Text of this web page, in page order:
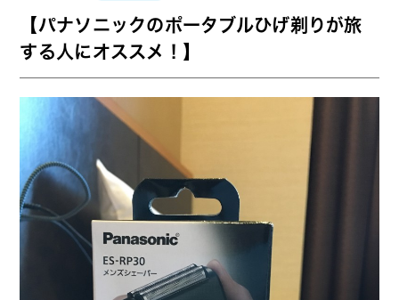
【パナソニックのポータブルひげ剃りが旅
する人にオススメ！】